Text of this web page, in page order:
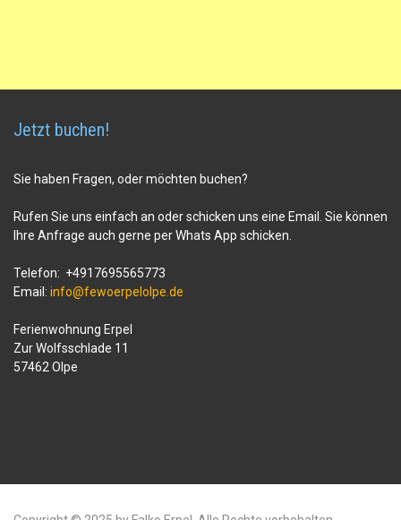
Jetzt buchen!
Sie haben Fragen, oder möchten buchen?
Rufen Sie uns einfach an oder schicken uns eine Email. Sie können
Ihre Anfrage auch gerne per Whats App schicken.
Telefon: +4917695565773
Email: info@fewoerpelolpe.de
Ferienwohnung Erpel
Zur Wolfsschlade 11
57462 Olpe